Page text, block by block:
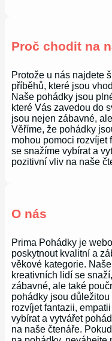
Proč chodit na
Protože u nás najdete
příběhů, které jsou
Naše pohádky jsou
které Vás zavedou do
jsou nejen zábavné,
Věříme, že pohádky
mohou pomoci rozvíjet
se snažíme vybírat a
pozitivní vliv na naše
O nás
Prima Pohádky je
poskytnout kvalitní a
věkové kategorie.
kreativních lidí se
zábavné, ale také
pohádky jsou
rozvíjet fantazii,
vybírat a vytvářet
na naše čtenáře.